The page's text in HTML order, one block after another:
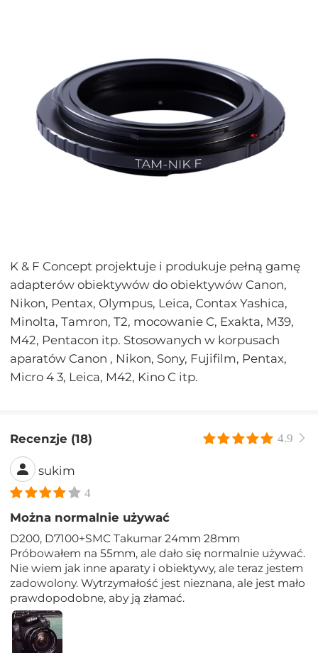
K & F Concept projektuje i produkuje pełną gamę
adapterów obiektywów do obiektywów Canon,
Nikon, Pentax, Olympus, Leica, Contax Yashica,
Minolta, Tamron, T2, mocowanie C, Exakta, M39,
M42, Pentacon itp. Stosowanych w korpusach
aparatów Canon , Nikon, Sony, Fujifilm, Pentax,
Micro 4 3, Leica, M42, Kino C itp.
Recenzje (18) 4.9
sukim
4
Można normalnie używać
D200, D7100+SMC Takumar 24mm 28mm
Próbowałem na 55mm, ale dało się normalnie używać.
Nie wiem jak inne aparaty i obiektywy, ale teraz jestem
zadowolony. Wytrzymałość jest nieznana, ale jest mało
prawdopodobne, aby ją złamać.